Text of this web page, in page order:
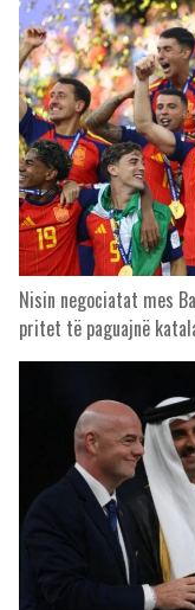
Nisin negociatat mes
pritet të paguajnë